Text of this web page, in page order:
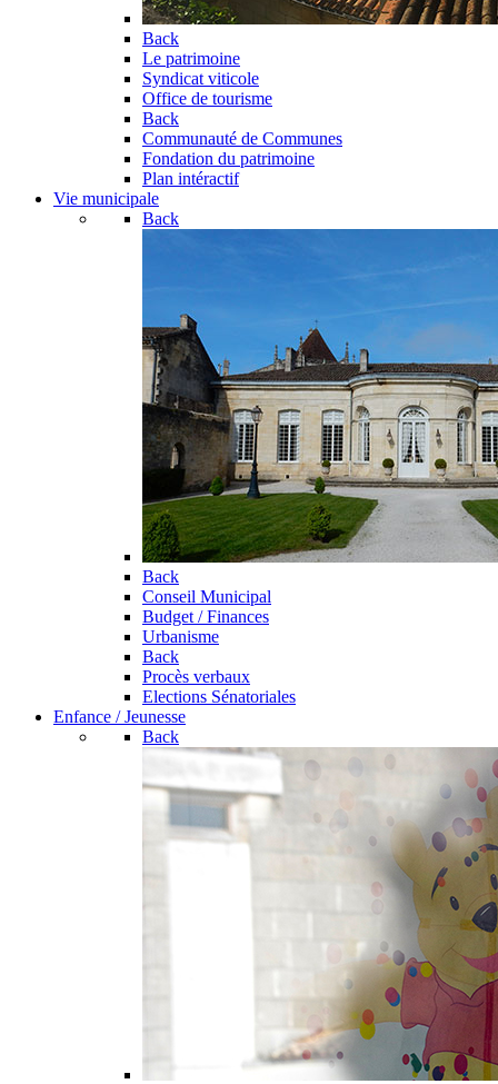
Back
Le patrimoine
Syndicat viticole
Office de tourisme
Back
Communauté de Communes
Fondation du patrimoine
Plan intéractif
Vie municipale
Back
Back
Conseil Municipal
Budget / Finances
Urbanisme
Back
Procès verbaux
Elections Sénatoriales
Enfance / Jeunesse
Back